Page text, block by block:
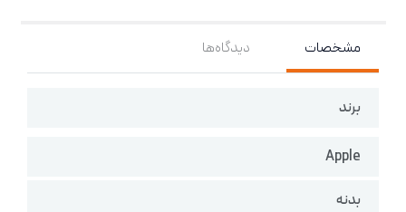
مشخصات دیدگاه‌ها
برند
Apple
بدنه